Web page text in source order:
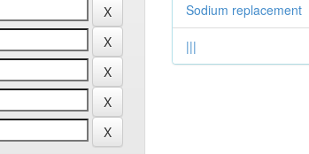
Sodium replacement
|||